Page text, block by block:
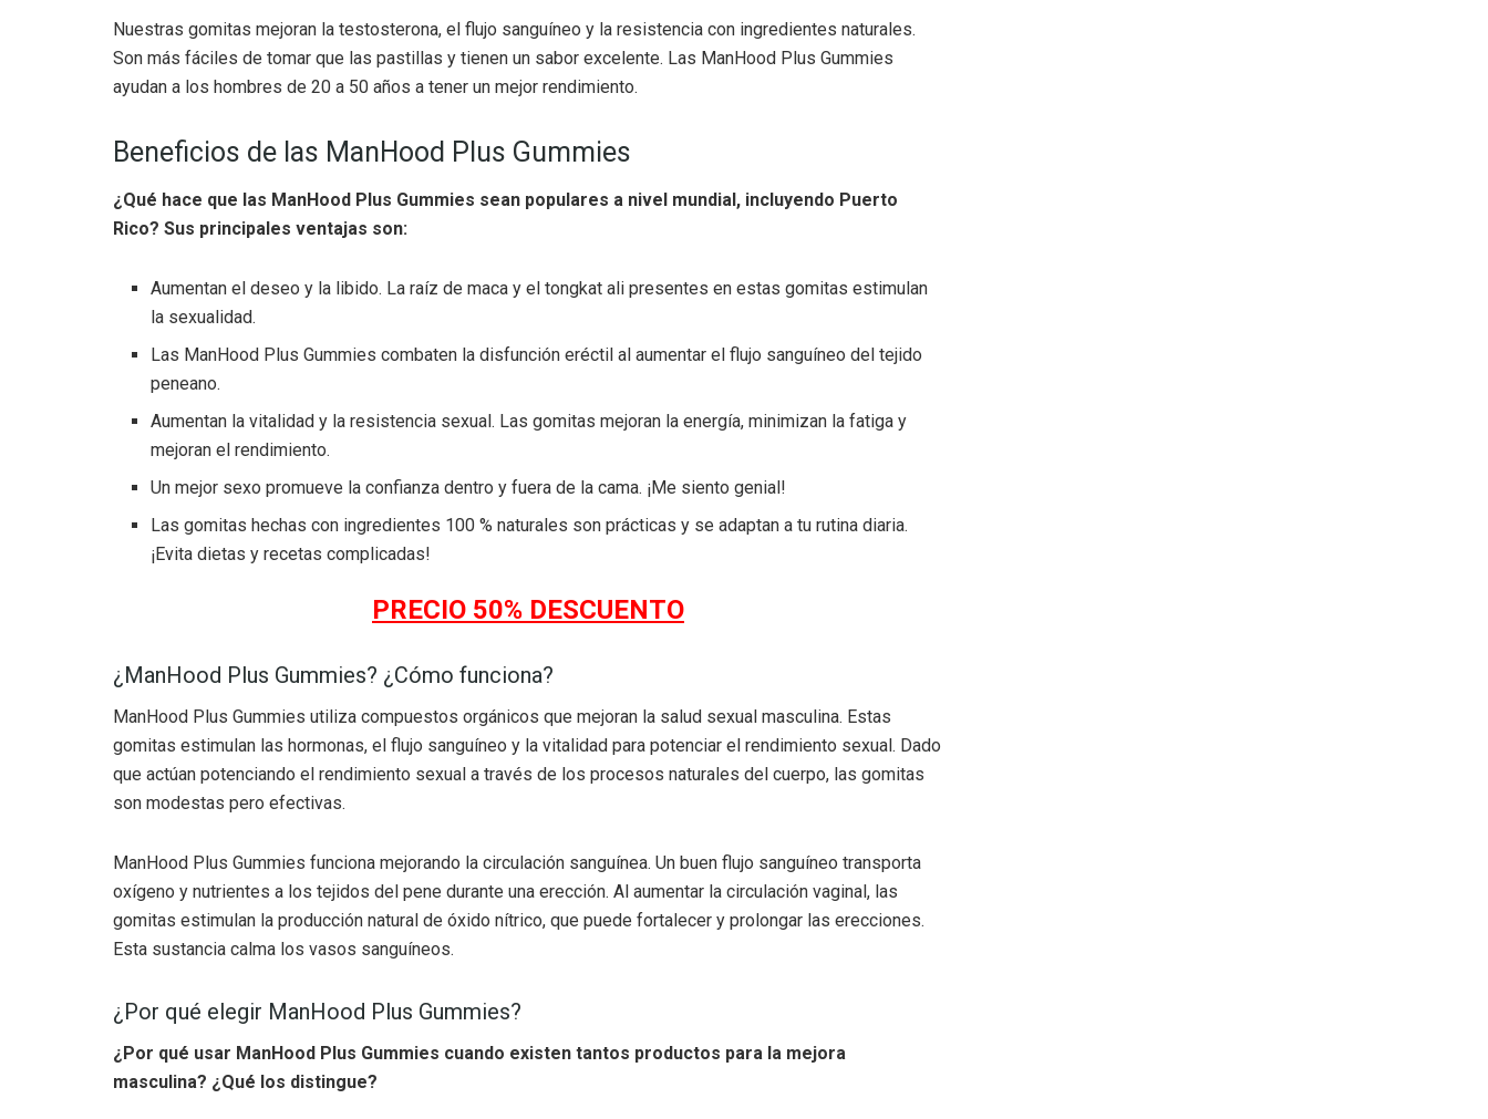
Nuestras gomitas mejoran la testosterona, el flujo sanguíneo y la resistencia con ingredientes naturales.
Son más fáciles de tomar que las pastillas y tienen un sabor excelente. Las ManHood Plus Gummies
ayudan a los hombres de 20 a 50 años a tener un mejor rendimiento.
Beneficios de las ManHood Plus Gummies
¿Qué hace que las ManHood Plus Gummies sean populares a nivel mundial, incluyendo Puerto
Rico? Sus principales ventajas son:
Aumentan el deseo y la libido. La raíz de maca y el tongkat ali presentes en estas gomitas estimulan
la sexualidad.
Las ManHood Plus Gummies combaten la disfunción eréctil al aumentar el flujo sanguíneo del tejido
peneano.
Aumentan la vitalidad y la resistencia sexual. Las gomitas mejoran la energía, minimizan la fatiga y
mejoran el rendimiento.
Un mejor sexo promueve la confianza dentro y fuera de la cama. ¡Me siento genial!
Las gomitas hechas con ingredientes 100 % naturales son prácticas y se adaptan a tu rutina diaria.
¡Evita dietas y recetas complicadas!
PRECIO 50% DESCUENTO
¿ManHood Plus Gummies? ¿Cómo funciona?
ManHood Plus Gummies utiliza compuestos orgánicos que mejoran la salud sexual masculina. Estas
gomitas estimulan las hormonas, el flujo sanguíneo y la vitalidad para potenciar el rendimiento sexual. Dado
que actúan potenciando el rendimiento sexual a través de los procesos naturales del cuerpo, las gomitas
son modestas pero efectivas.
ManHood Plus Gummies funciona mejorando la circulación sanguínea. Un buen flujo sanguíneo transporta
oxígeno y nutrientes a los tejidos del pene durante una erección. Al aumentar la circulación vaginal, las
gomitas estimulan la producción natural de óxido nítrico, que puede fortalecer y prolongar las erecciones.
Esta sustancia calma los vasos sanguíneos.
¿Por qué elegir ManHood Plus Gummies?
¿Por qué usar ManHood Plus Gummies cuando existen tantos productos para la mejora
masculina? ¿Qué los distingue?